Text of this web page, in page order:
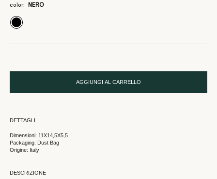
color: NERO
AGGIUNGI AL CARRELLO
DETTAGLI
Dimensioni: 11X14,5X5,5
Packaging: Dust Bag
Origine: Italy
DESCRIZIONE